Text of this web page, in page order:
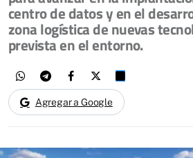
centro de datos y en el
zona logística de nuevas
prevista en el entorno.
Agregar a Google